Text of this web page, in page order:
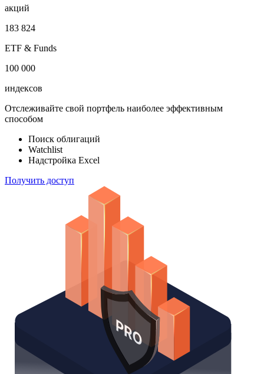
акций
183 824
ETF & Funds
100 000
индексов
Отслеживайте свой портфель наиболее эффективным
способом
Поиск облигаций
Watchlist
Надстройка Excel
Получить доступ